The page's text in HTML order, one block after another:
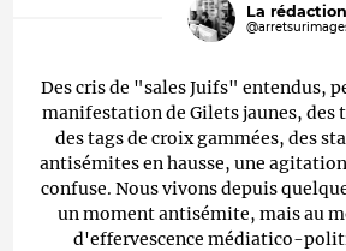
La rédaction
Des cris de "sales Juifs" entendus,
manifestation de Gilets jaunes, des
des tags de croix gammées, des
antisémites en hausse, une
confuse. Nous vivons depuis
un moment antisémite, mais au
d'effervescence médiatico-